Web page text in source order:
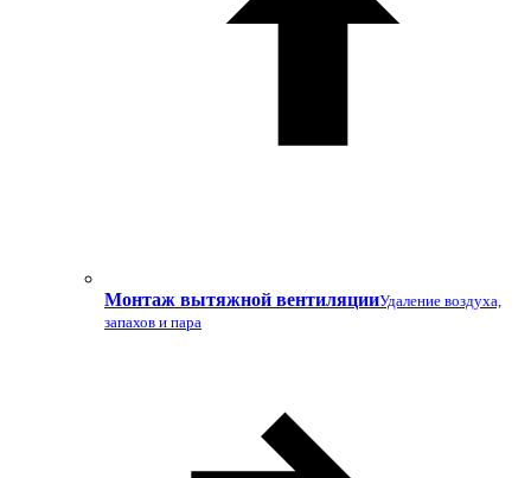
Монтаж вытяжной вентиляцииУдаление воздуха,
запахов и пара